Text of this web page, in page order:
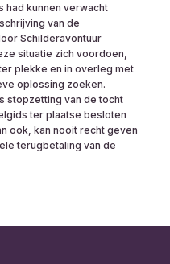
had kunnen verwacht
van de
Schilderavontuur
situatie zich voordoen,
plekke en in overleg met
oplossing zoeken.
stopzetting van de tocht
ter plaatse besloten
ook, kan nooit recht geven
terugbetaling van de